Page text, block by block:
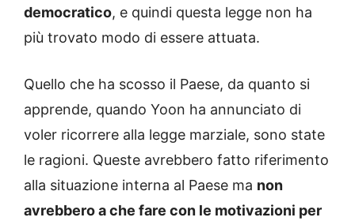
democratico, e quindi questa legge non ha
più trovato modo di essere attuata.
Quello che ha scosso il Paese, da quanto si
apprende, quando Yoon ha annunciato di
voler ricorrere alla legge marziale, sono state
le ragioni. Queste avrebbero fatto riferimento
alla situazione interna al Paese ma non
avrebbero a che fare con le motivazioni per